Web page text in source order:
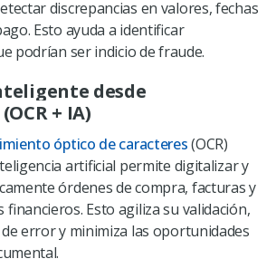
discrepancias en valores, fechas
Esto ayuda a identificar
podrían ser indicio de fraude.
desde
+ IA)
óptico de caracteres(OCR)
artificial permite digitalizar y
órdenes de compra, facturas y
Esto agiliza su validación,
error y minimiza las oportunidades